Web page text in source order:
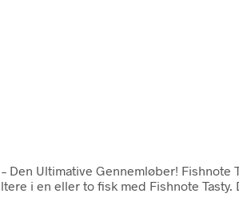
– Den Ultimative Gennemløber!
i en eller to fisk med Fishnote Tasty.